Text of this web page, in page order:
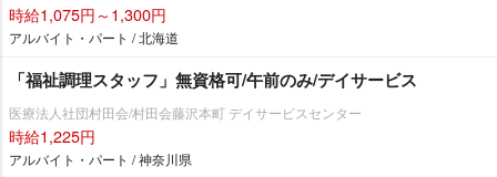
時給1,075円～1,300円
アルバイト・パート / 北海道
「福祉調理スタッフ」無資格可/午前のみ/デイサービス
医療法人社団村田会/村田会藤沢本町 デイサービスセンター
時給1,225円
アルバイト・パート / 神奈川県